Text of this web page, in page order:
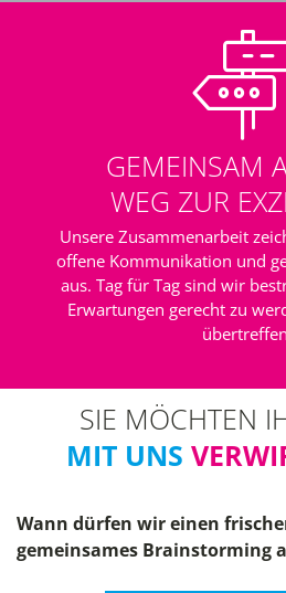
GEMEINSAM
WEG ZUR
Unsere Zusammenarbeit
offene Kommunikation und
aus. Tag für Tag sind wir
Erwartungen gerecht zu
SIE MÖCHTEN
MIT UNS
Wann dürfen wir einen
gemeinsames Brainstorming